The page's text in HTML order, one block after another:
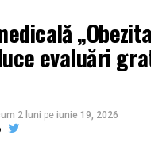
farfuriile erau
maldăr de cioburi și
ca fiind întregi și
plus!!!!!
Ați lipit cioburile???
cioburile, de v-a ieșit
evaluări
2 luni pe iunie 19, 2026